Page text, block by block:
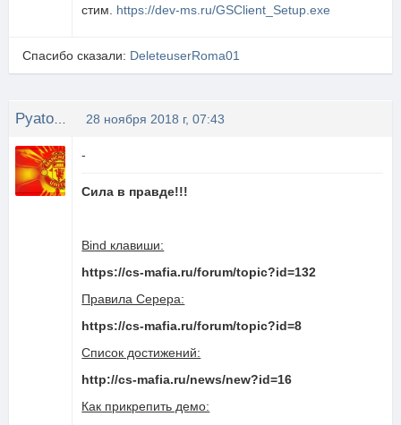
стим. https://dev-ms.ru/GSClient_Setup.exe
Спасибо сказали: DeleteuserRoma01
28 ноября 2018 г, 07:43
-
Сила в правде!!!
Bind клавиши:
https://cs-mafia.ru/forum/topic?id=132
Правила Серера:
https://cs-mafia.ru/forum/topic?id=8
Список достижений:
http://cs-mafia.ru/news/new?id=16
Как прикрепить демо: